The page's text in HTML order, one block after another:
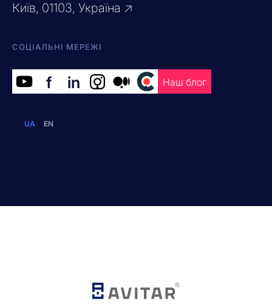
Київ, 01103, Україна ↗
СОЦІАЛЬНІ МЕРЕЖІ
f in . . . Наш блог
UA EN